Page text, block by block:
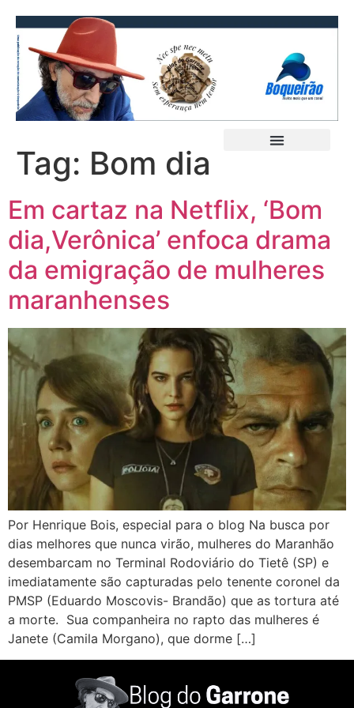
Tag: Bom dia
Em cartaz na Netflix, ‘Bom
dia,Verônica’ enfoca drama
da emigração de mulheres
maranhenses
Por Henrique Bois, especial para o blog Na busca por
dias melhores que nunca virão, mulheres do Maranhão
desembarcam no Terminal Rodoviário do Tietê (SP) e
imediatamente são capturadas pelo tenente coronel da
PMSP (Eduardo Moscovis- Brandão) que as tortura até
a morte. Sua companheira no rapto das mulheres é
Janete (Camila Morgano), que dorme […]